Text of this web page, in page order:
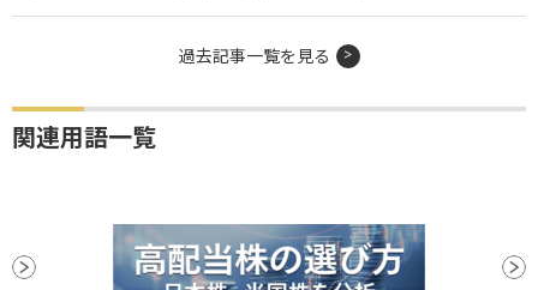
過去記事一覧を見る
関連用語一覧